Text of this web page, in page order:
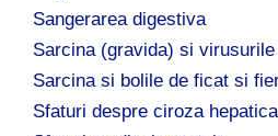
Sangerarea digestiva
Sarcina (gravida) si
Sarcina si bolile de ficat si
Sfaturi despre ciroza hepatica